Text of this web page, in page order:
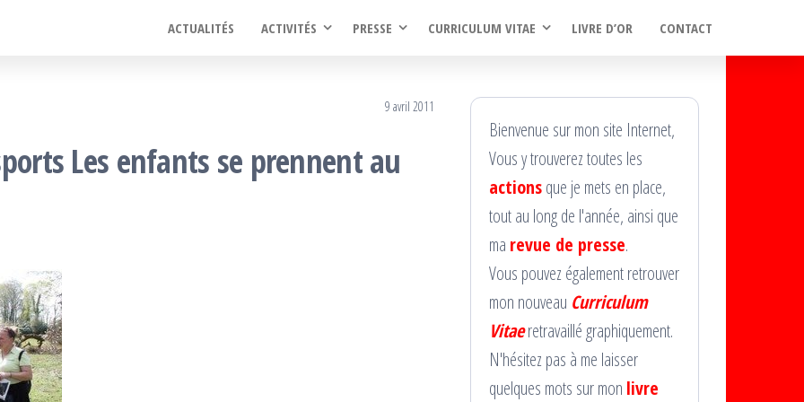
ACTUALITÉS ACTIVITÉS PRESSE CURRICULUM VITAE LIVRE D’OR CONTACT
9 avril 2011
Les enfants se prennent au
Bienvenue sur mon site Internet,
Vous y trouverez toutes les
actionsque je mets en place,
tout au long de l'année, ainsi que
ma revue de presse.
Vous pouvez également retrouver
mon nouveau Curriculum
Vitaeretravaillé graphiquement.
N'hésitez pas à me laisser
quelques mots sur mon livre